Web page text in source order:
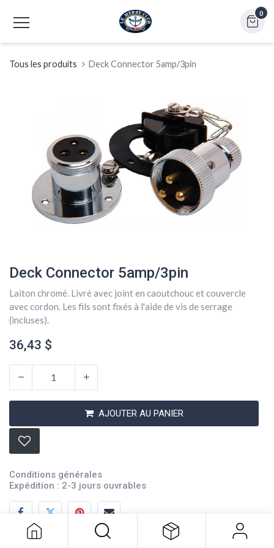
0
Tous les produits Deck Connector 5amp/3pin
Deck Connector 5amp/3pin
Laiton chromé. Livré avec joint en caoutchouc et couvercle
avec cordon. Les fils sont fixés à l'aide de vis de serrage
(incluses).
36,43 $
AJOUTER AU PANIER
Conditions générales
Expédition : 2-3 jours ouvrables
Deck Connector 5amp/3pin